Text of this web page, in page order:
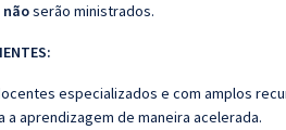
nãoserão ministrados.
especializados e com amplos
a aprendizagem de maneira acelerada.